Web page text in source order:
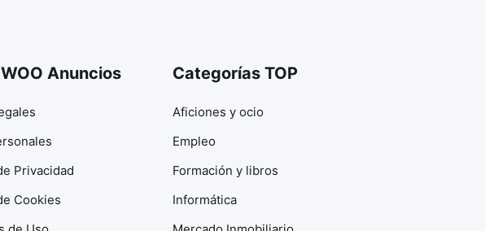
Anuncios
Privacidad
Cookies
Categorías TOP
Aficiones y ocio
Empleo
Formación y libros
Informática